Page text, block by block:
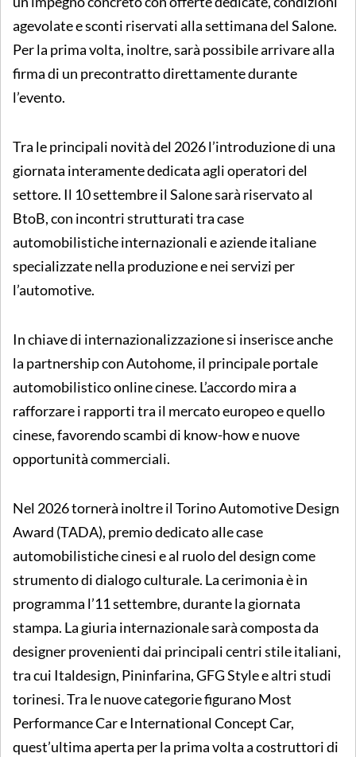
agevolate e sconti riservati alla settimana del Salone.
Per la prima volta, inoltre, sarà possibile arrivare alla
firma di un precontratto direttamente durante
l’evento.
Tra le principali novità del 2026 l’introduzione di una
giornata interamente dedicata agli operatori del
settore. Il 10 settembre il Salone sarà riservato al
BtoB, con incontri strutturati tra case
automobilistiche internazionali e aziende italiane
specializzate nella produzione e nei servizi per
l’automotive.
In chiave di internazionalizzazione si inserisce anche
la partnership con Autohome, il principale portale
automobilistico online cinese. L’accordo mira a
rafforzare i rapporti tra il mercato europeo e quello
cinese, favorendo scambi di know-how e nuove
opportunità commerciali.
Nel 2026 tornerà inoltre il Torino Automotive Design
Award (TADA), premio dedicato alle case
automobilistiche cinesi e al ruolo del design come
strumento di dialogo culturale. La cerimonia è in
programma l’11 settembre, durante la giornata
stampa. La giuria internazionale sarà composta da
designer provenienti dai principali centri stile italiani,
tra cui Italdesign, Pininfarina, GFG Style e altri studi
torinesi. Tra le nuove categorie figurano Most
Performance Car e International Concept Car,
quest’ultima aperta per la prima volta a costruttori di